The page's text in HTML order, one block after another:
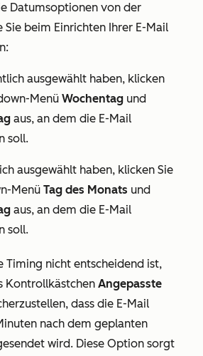
Datumsoptionen von der
Sie beim Einrichten Ihrer E-Mail
ausgewählt haben, klicken
Menü Wochentag und
aus, an dem die E-Mail
soll.
ausgewählt haben, klicken Sie
Menü Tag des Monats und
aus, an dem die E-Mail
soll.
Timing nicht entscheidend ist,
Kontrollkästchen Angepasste
dass die E-Mail
nach dem geplanten
wird. Diese Option sorgt